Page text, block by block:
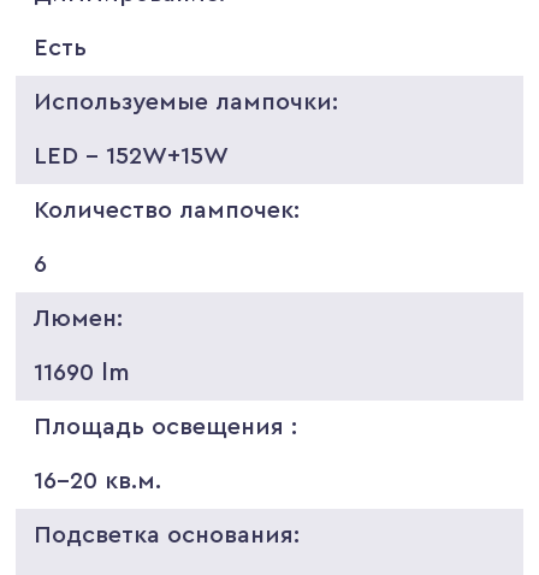
Есть
Используемые лампочки:
LED - 152W+15W
Количество лампочек:
6
Люмен:
11690 lm
Площадь освещения :
16-20 кв.м.
Подсветка основания: